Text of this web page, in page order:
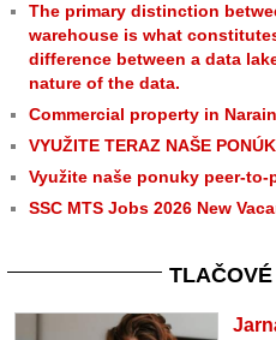
The primary distinction
warehouse is what
difference between a data
nature of the data.
Commercial property in
VYUŽITE TERAZ NAŠE
Využite naše ponuky peer-
SSC MTS Jobs 2026 New